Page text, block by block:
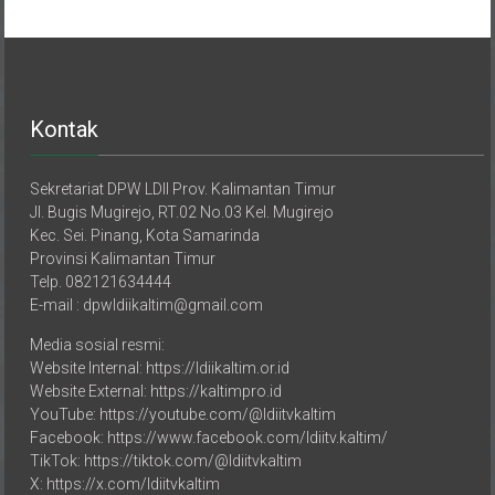
Jl. Bugis Mugirejo, RT.02 No.03 Kel. Mugirejo
Kec. Sei. Pinang, Kota Samarinda
Provinsi Kalimantan Timur
Telp. 082121634444
E-mail : dpwldiikaltim@gmail.com
Website Internal: https://ldiikaltim.or.id
Website External: https://kaltimpro.id
YouTube: https://youtube.com/@ldiitvkaltim
Facebook: https://www.facebook.com/ldiitv.kaltim/
TikTok: https://tiktok.com/@ldiitvkaltim
X: https://x.com/ldiitvkaltim
Instagram: https://instagram.com/ldiitvkaltim